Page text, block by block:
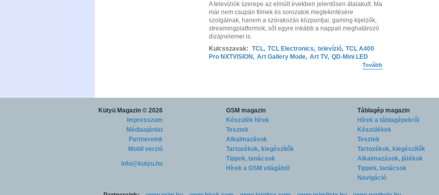
A televíziók szerepe az elmúlt években jelentősen átalakult. Ma
már nem csupán filmek és sorozatok megtekintésére
szolgálnak, hanem a szórakozás központjai, gaming kijelzők,
streamingplatformok, sőt egyre inkább a nappali meghatározó
dizájnelemei is.
Kulcsszavak: TCL, TCL Electronics, televízió, TCL A400
Pro NXTVISION, Art Gallery Mode, Art TV, QD-Mini LED
Tovább
Kütyü Magazin © 2026
Impresszum
Médiaajánlat
Partnereink
Mobil verzió
info@kutyu.hu
GSM magazin
Készülék hírek
Tesztek
Alkalmazások
Tartozékok, kiegészítők
Tippek, tanácsok
Hírek a GSM világából
Táblagép magazin
Hírek a táblagépekről
Készülékek
Tesztek
Tartozékok, kiegészítők
Alkalmazások, játékok
Tippek, tanácsok
Navigáció